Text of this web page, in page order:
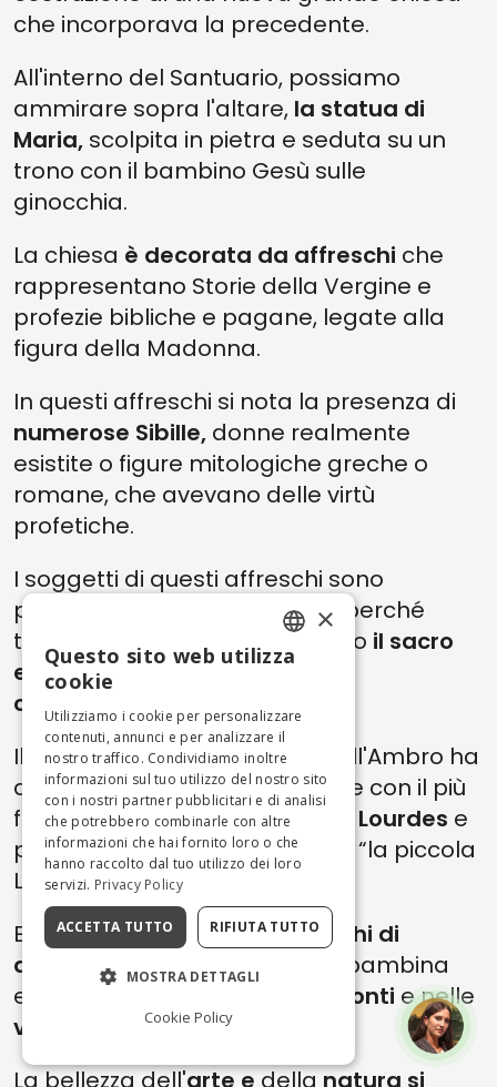
che incorporava la precedente.
All'interno del Santuario, possiamo
ammirare sopra l'altare, la statua di
Maria, scolpita in pietra e seduta su un
trono con il bambino Gesù sulle
ginocchia.
La chiesa è decorata da affreschi che
rappresentano Storie della Vergine e
profezie bibliche e pagane, legate alla
figura della Madonna.
In questi affreschi si nota la presenza di
numerose Sibille, donne realmente
esistite o figure mitologiche greche o
romane, che avevano delle virtù
profetiche.
I soggetti di questi affreschi sono
particolarmente interessanti perché
testimoniamo come in passato il sacro
ed il profano si intrecciavano
continuamente.
Il Santuario della Madonna dell'Ambro ha
delle caratteristiche in comune con il più
famosoSantuario francese di Lourdes e
per questo è soprannominato “la piccola
Lourdes dei Sibillini.
Entrambe i Santuari sonoluoghi di
apparizione marianaad una bambina
ed entrambi si trovano
tra i monti e nelle
vicinanze di un fiume.
La bellezza dell'arte edellanatura si
ENGLISH
ITALIAN
×
Questo sito web utilizza
cookie
Utilizziamo i cookie per personalizzare
contenuti, annunci e per analizzare il
nostro traffico. Condividiamo inoltre
informazioni sul tuo utilizzo del nostro sito
con i nostri partner pubblicitari e di analisi
che potrebbero combinarle con altre
informazioni che hai fornito loro o che
hanno raccolto dal tuo utilizzo dei loro
servizi. Privacy Policy
ACCETTA TUTTO RIFIUTA TUTTO
MOSTRA DETTAGLI
Cookie Policy